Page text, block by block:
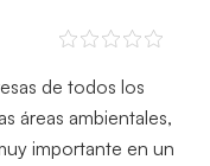
de todos los
áreas ambientales,
importante en un